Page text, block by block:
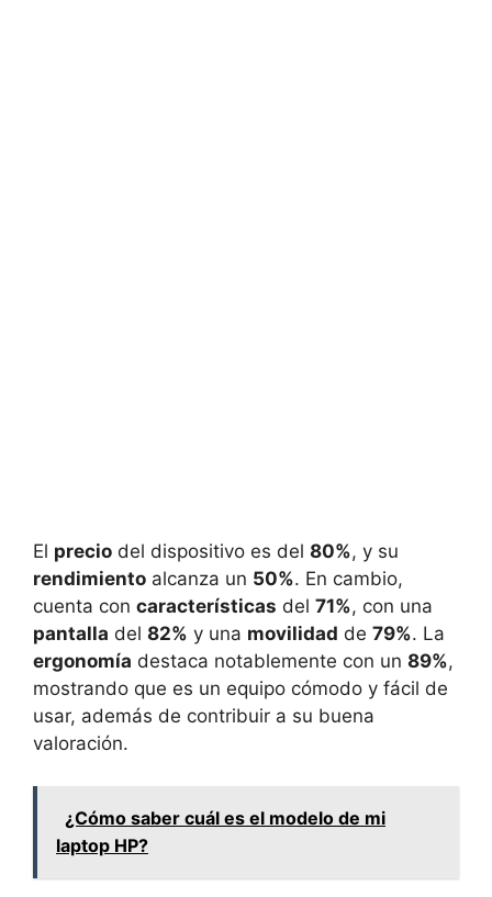
El precio del dispositivo es del 80%, y su
rendimiento alcanza un 50%. En cambio,
cuenta con características del 71%, con una
pantalla del 82% y una movilidad de 79%. La
ergonomía destaca notablemente con un 89%,
mostrando que es un equipo cómodo y fácil de
usar, además de contribuir a su buena
valoración.
¿Cómo saber cuál es el modelo de mi
laptop HP?